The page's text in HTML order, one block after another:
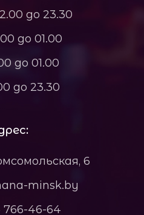
до 23.30
до 01.00
до 01.00
до 23.30
6
minsk.by
766-46-64